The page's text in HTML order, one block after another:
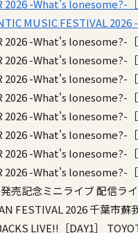
2026 -What's lonesome?-
MUSIC FESTIVAL
2026 -What's lonesome?-
2026 -What's lonesome?-
2026 -What's lonesome?-
2026 -What's lonesome?-
2026 -What's lonesome?-
2026 -What's lonesome?-
2026 -What's lonesome?-
2026 -What's lonesome?-
売記念ミニライブ配信ラ
FESTIVAL 2026千葉市蘇
LIVE!!［DAY1］